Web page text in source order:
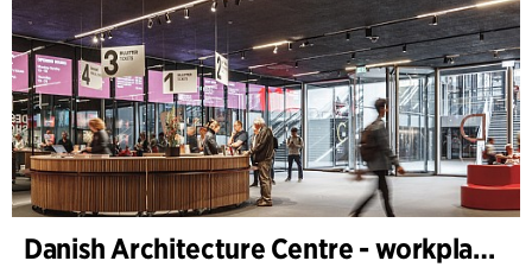
Danish Architecture Centre - workplace design